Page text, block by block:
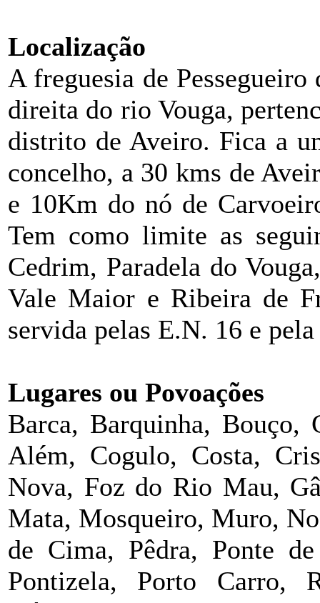
Localização
A freguesia de
direita do rio Vouga,
distrito de Aveiro. Fica a
concelho, a 30 kms de
e 10Km do nó de
Tem como limite as
Cedrim, Paradela do
Vale Maior e Ribeira de
servida pelas E.N. 16 e
Lugares ou Povoações
Barca, Barquinha, Bouço,
Além, Cogulo, Costa,
Nova, Foz do Rio Mau,
Mata, Mosqueiro, Muro,
de Cima, Pêdra, Ponte
Pontizela, Porto Carro,